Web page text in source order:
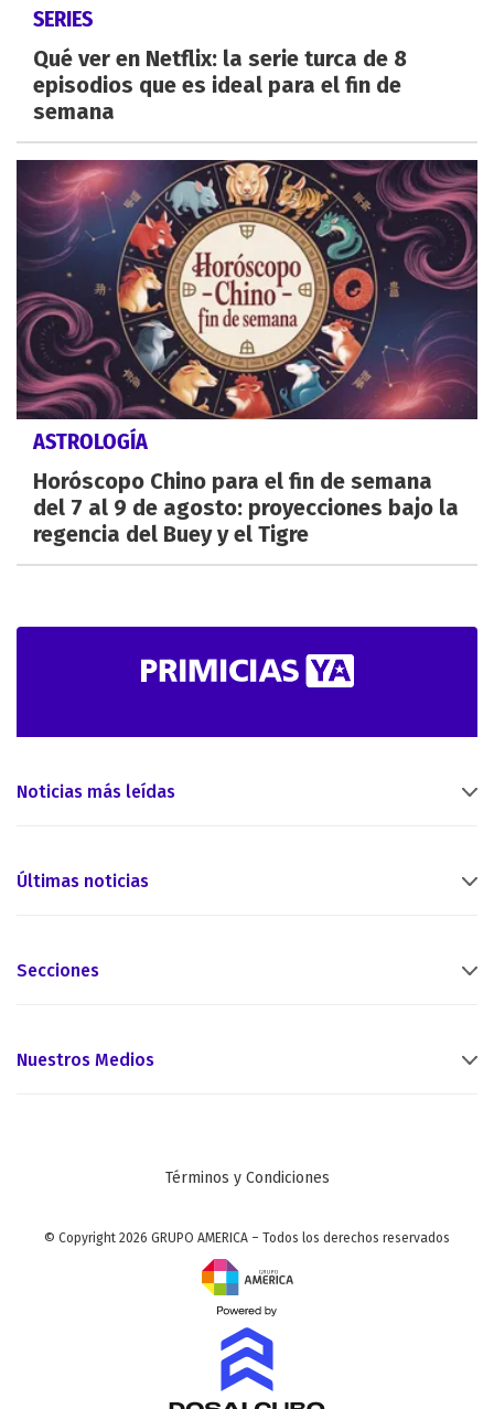
SERIES
Qué ver en Netflix: la serie turca de 8
episodios que es ideal para el fin de
semana
ASTROLOGÍA
Horóscopo Chino para el fin de semana
del 7 al 9 de agosto: proyecciones bajo la
regencia del Buey y el Tigre
Noticias más leídas
Últimas noticias
Secciones
Nuestros Medios
Términos y Condiciones
© Copyright 2026 GRUPO AMERICA – Todos los derechos reservados